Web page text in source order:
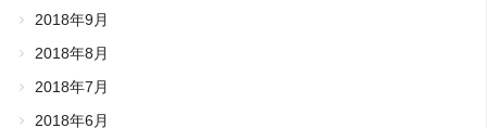
2018年9月
2018年8月
2018年7月
2018年6月